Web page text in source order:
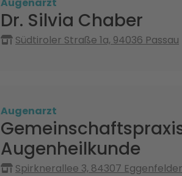
Dr. Silvia Chaber
Südtiroler Straße 1a, 94036 Passau
Augenarzt
Augenheilkunde
Spirknerallee 3, 84307